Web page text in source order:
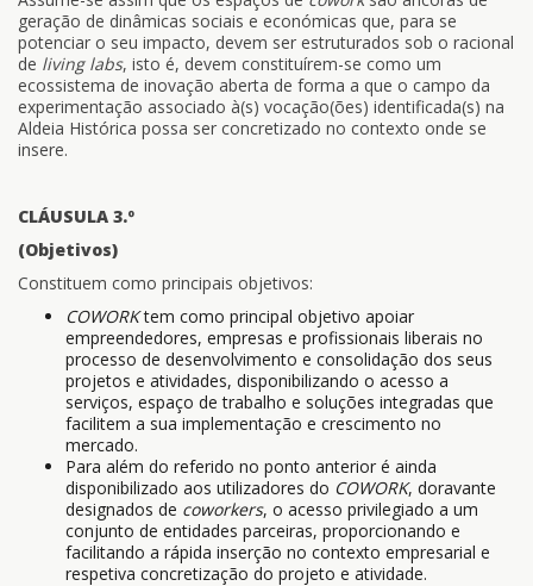
geração de dinâmicas sociais e económicas que, para se
potenciar o seu impacto, devem ser estruturados sob o racional
de living labs, isto é, devem constituírem-se como um
ecossistema de inovação aberta de forma a que o campo da
experimentação associado à(s) vocação(ões) identificada(s) na
Aldeia Histórica possa ser concretizado no contexto onde se
insere.
CLÁUSULA 3.º
(Objetivos)
Constituem como principais objetivos:
COWORKtem como principal objetivo apoiar
empreendedores, empresas e profissionais liberais no
processo de desenvolvimento e consolidação dos seus
projetos e atividades, disponibilizando o acesso a
serviços, espaço de trabalho e soluções integradas que
facilitem a sua implementação e crescimento no
mercado.
Para além do referido no ponto anterior é ainda
disponibilizado aos utilizadores do COWORK, doravante
designados de coworkers, o acesso privilegiado a um
conjunto de entidades parceiras, proporcionando e
facilitando a rápida inserção no contexto empresarial e
respetiva concretização do projeto e atividade.